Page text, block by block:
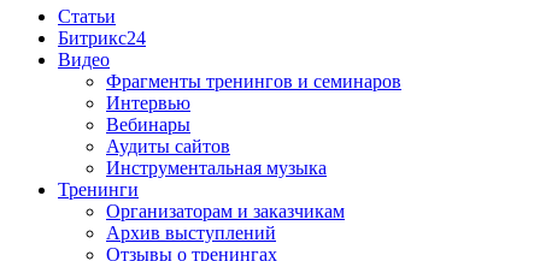
Статьи
Битрикс24
Видео
Фрагменты тренингов и семинаров
Интервью
Вебинары
Аудиты сайтов
Инструментальная музыка
Тренинги
Организаторам и заказчикам
Архив выступлений
Отзывы о тренингах